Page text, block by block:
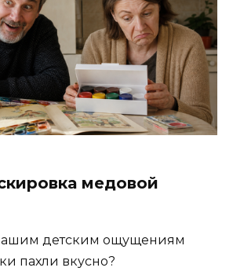
медовой
детским ощущениям
пахли вкусно?